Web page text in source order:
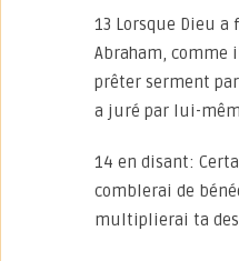
13 Lorsque Dieu a
Abraham, comme
prêter serment
a juré par lui-
14 en disant:
comblerai de
multiplierai ta